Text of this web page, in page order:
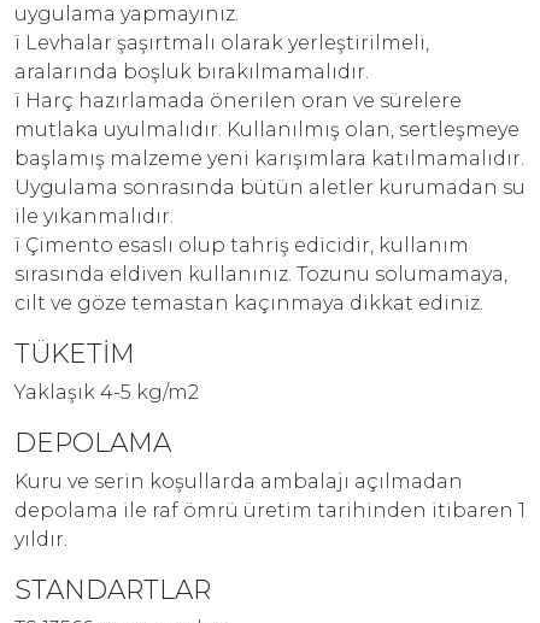
uygulama yapmayınız.
ï Levhalar şaşırtmalı olarak yerleştirilmeli,
aralarında boşluk bırakılmamalıdır.
ï Harç hazırlamada önerilen oran ve sürelere
mutlaka uyulmalıdır. Kullanılmış olan, sertleşmeye
başlamış malzeme yeni karışımlara katılmamalıdır.
Uygulama sonrasında bütün aletler kurumadan su
ile yıkanmalıdır.
ï Çimento esaslı olup tahriş edicidir, kullanım
sırasında eldiven kullanınız. Tozunu solumamaya,
cilt ve göze temastan kaçınmaya dikkat ediniz.
TÜKETİM
Yaklaşık 4-5 kg/m2
DEPOLAMA
Kuru ve serin koşullarda ambalajı açılmadan
depolama ile raf ömrü üretim tarihinden itibaren 1
yıldır.
STANDARTLAR